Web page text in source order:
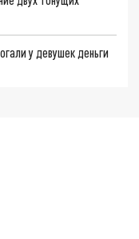
у девушек деньги